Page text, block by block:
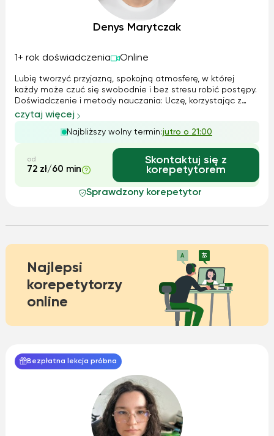
Denys Marytczak
1+ rok doświadczenia Online
Lubię tworzyć przyjazną, spokojną atmosferę, w której
każdy może czuć się swobodnie i bez stresu robić postępy.
Doświadczenie i metody nauczania: Uczę, korzystając z
metod opartych na komunikacji - dużo mówienia,
praktycznych przykładów i realnych sytuacji. Jako osoba
biegle posługująca się trzema...
czytaj więcej
Najbliższy wolny termin:jutro o 21:00
od
72 zł/60 min
Skontaktuj się z
korepetytorem
Sprawdzony korepetytor
Najlepsi
korepetytorzy
online
Bezpłatna lekcja próbna